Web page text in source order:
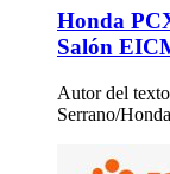
Honda
Salón
Autor del texto
Serrano/